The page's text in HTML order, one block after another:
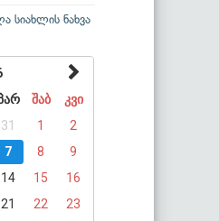
სიახლის ნახვა
შაბ
კვი
31 1
2
7 8
9
14 15
16
21 22
23